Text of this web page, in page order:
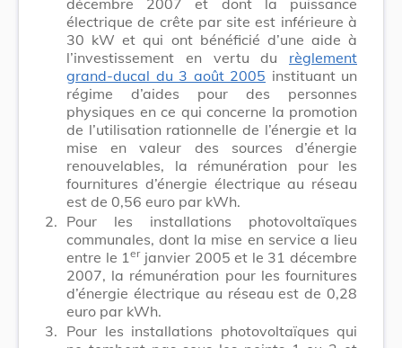
électrique de crête par site est inférieure à
30 kW et qui ont bénéficié d’une aide à
l’investissement en vertu du règlement
grand-ducal du 3 août 2005 instituant un
régime d’aides pour des personnes
physiques en ce qui concerne la promotion
de l’utilisation rationnelle de l’énergie et la
mise en valeur des sources d’énergie
renouvelables, la rémunération pour les
fournitures d’énergie électrique au réseau
est de 0,56 euro par kWh.
2. Pour les installations photovoltaïques
communales, dont la mise en service a lieu
entre le 1erjanvier 2005 et le 31 décembre
2007, la rémunération pour les fournitures
d’énergie électrique au réseau est de 0,28
euro par kWh.
3. Pour les installations photovoltaïques qui